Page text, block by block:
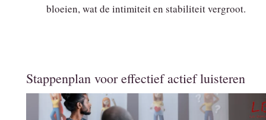
bloeien, wat de intimiteit en stabiliteit vergroot.
Stappenplan voor effectief actief luisteren